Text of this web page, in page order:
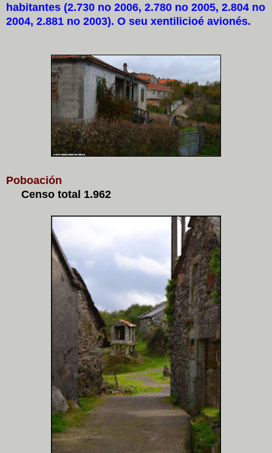
habitantes (2.730 no 2006, 2.780 no 2005, 2.804 no
2004, 2.881 no 2003). O seu xentilicioé avionés.
Poboación
Censo total 1.962